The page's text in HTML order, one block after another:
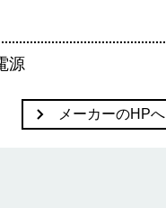
源
メーカーのHPへ